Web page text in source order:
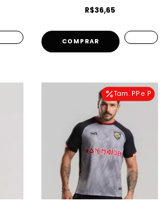
R$36,65
COMPRAR
Tam. PP e P